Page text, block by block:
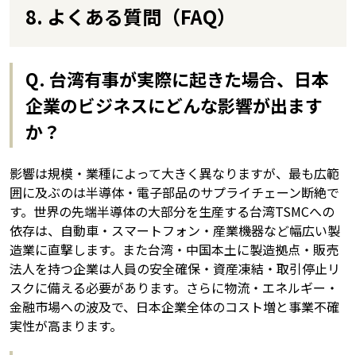
8. よくある質問（FAQ）
Q. 台湾有事が実際に起きた場合、日本
企業のビジネスにどんな影響が出ます
か？
影響は規模・業種によって大きく異なりますが、最も広範
囲に及ぶのは半導体・電子部品のサプライチェーン断絶で
す。世界の先端半導体の大部分を生産する台湾TSMCへの
依存は、自動車・スマートフォン・産業機器など幅広い製
造業に直撃します。また台湾・中国本土に製造拠点・販売
法人を持つ企業は人員の安全確保・資産凍結・取引停止リ
スクに備える必要があります。さらに物流・エネルギー・
金融市場への波及で、日本企業全体のコスト増と事業不確
実性が高まります。